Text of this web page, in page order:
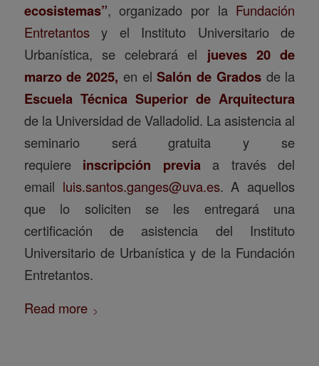
ecosistemas”, organizado por la Fundación
Entretantosy el Instituto Universitario de
Urbanística, se celebrará el jueves 20 de
marzo de 2025, en elSalón de Grados de la
Escuela Técnica Superior de Arquitectura
de la Universidad de Valladolid. La asistencia al
seminario será gratuita y se
requiere inscripción previaa través del
email luis.santos.ganges@uva.es. A aquellos
que lo soliciten se les entregará una
certificación de asistencia del Instituto
Universitario de Urbanística y de la Fundación
Entretantos.
Read more